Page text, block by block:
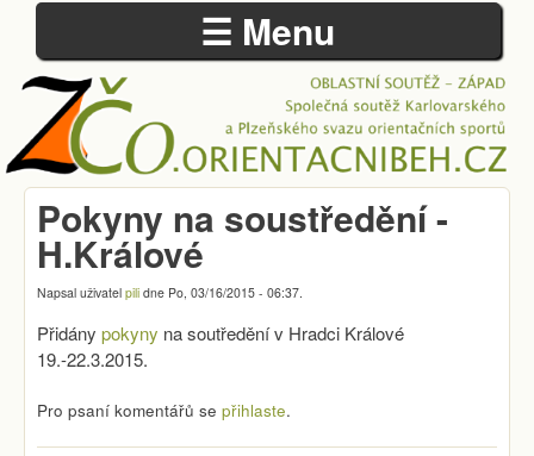
ZÁPADOČESKÁ
OBLAST
Pokyny na soustředění -
H.Králové
Napsal uživatel pili dne Po, 03/16/2015 - 06:37.
Přidány pokyny na soutředění v Hradci Králové
19.-22.3.2015.
Pro psaní komentářů se přihlaste.
☰ Menu